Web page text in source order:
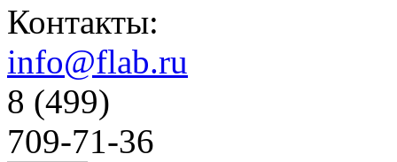
Контакты:
info@flab.ru
8 (499)
709-71-36